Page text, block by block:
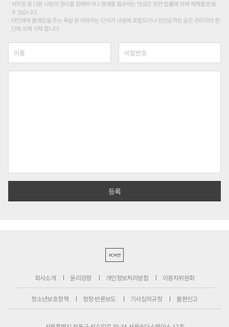
저작권 등 다른 사람의 권리를 침해하거나 명예를 훼손하는 댓글은 관련 법률에 의해 제재를 받을
수 있습니다.
타인에게 불쾌감을 주는 욕설 등 비하하는 단어가 내용에 포함되거나 인신공격성 글은 관리자의 판
단에 의해 삭제 합니다.
PC버전
회사소개 윤리강령 개인정보처리방침 이용자위원회
청소년보호정책 정정·반론보도 기사심의규정 불편신고